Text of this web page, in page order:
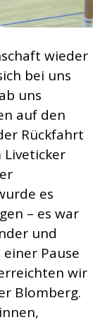
wieder
bei uns
uns
auf den
Rückfahrt
es
– es war
und
Pause
wir
Blomberg.